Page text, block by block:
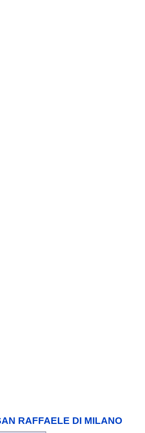
RAFFAELE DI MILANO